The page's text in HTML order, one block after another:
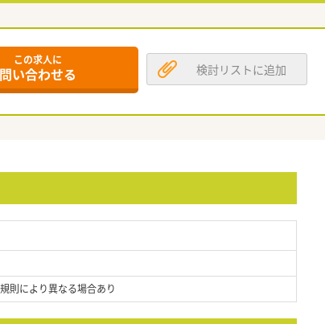
この求人に
問い合わせる 検討リストに追加
則により異なる場合あり